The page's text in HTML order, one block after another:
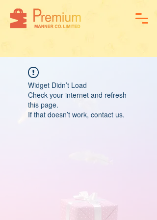
Widget Didn’t Load
Check your internet and refresh
this page.
If that doesn’t work, contact us.